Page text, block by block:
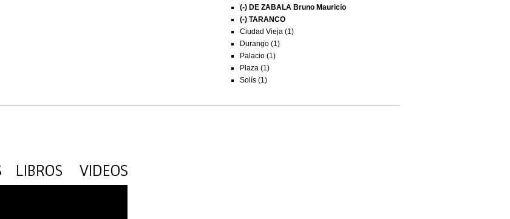
(-) DE ZABALA Bruno Mauricio
(-) TARANCO
Ciudad Vieja (1)
Durango (1)
Palacio (1)
Plaza (1)
Solís (1)